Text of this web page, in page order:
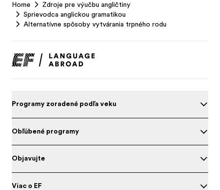
Footer
Home
Zdroje pre výučbu angličtiny
Sprievodca anglickou gramatikou
Alternatívne spôsoby vytvárania trpného rodu
Programy zoradené podľa veku
Obľúbené programy
Objavujte
Viac o EF